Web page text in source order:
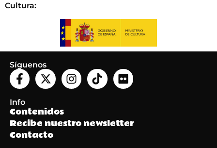
Cultura:
Síguenos
Info
Contenidos
Recibe nuestro newsletter
Contacto